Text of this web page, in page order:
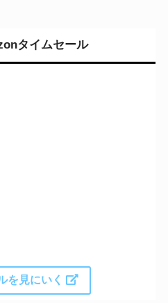
タイムセール
を見にいく